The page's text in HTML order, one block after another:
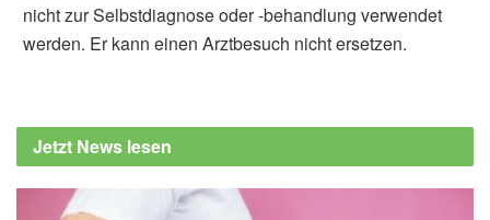
Johnson, Tamar Sofer, Suzanne M Bertisch
et al.: Evening intake of alcohol, caffeine, and
sleep duration and continuity among African
nicht zur Selbstdiagnose oder -behandlung verwendet
werden. Er kann einen Arztbesuch nicht ersetzen.
Jetzt News lesen